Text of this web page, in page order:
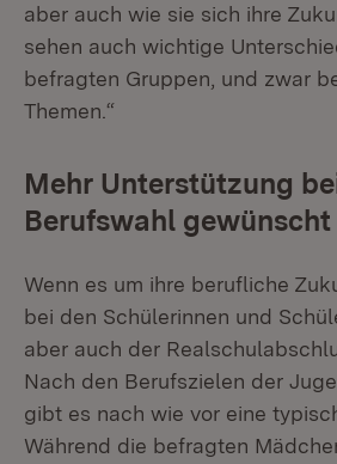
aber auch wie sie sich ihre
sehen auch wichtige
befragten Gruppen, und zwar
Themen.“
Mehr Unterstützung
Berufswahl gewünscht
Wenn es um ihre berufliche
bei den Schülerinnen und
aber auch der
Nach den Berufszielen der
gibt es nach wie vor eine
Während die befragten